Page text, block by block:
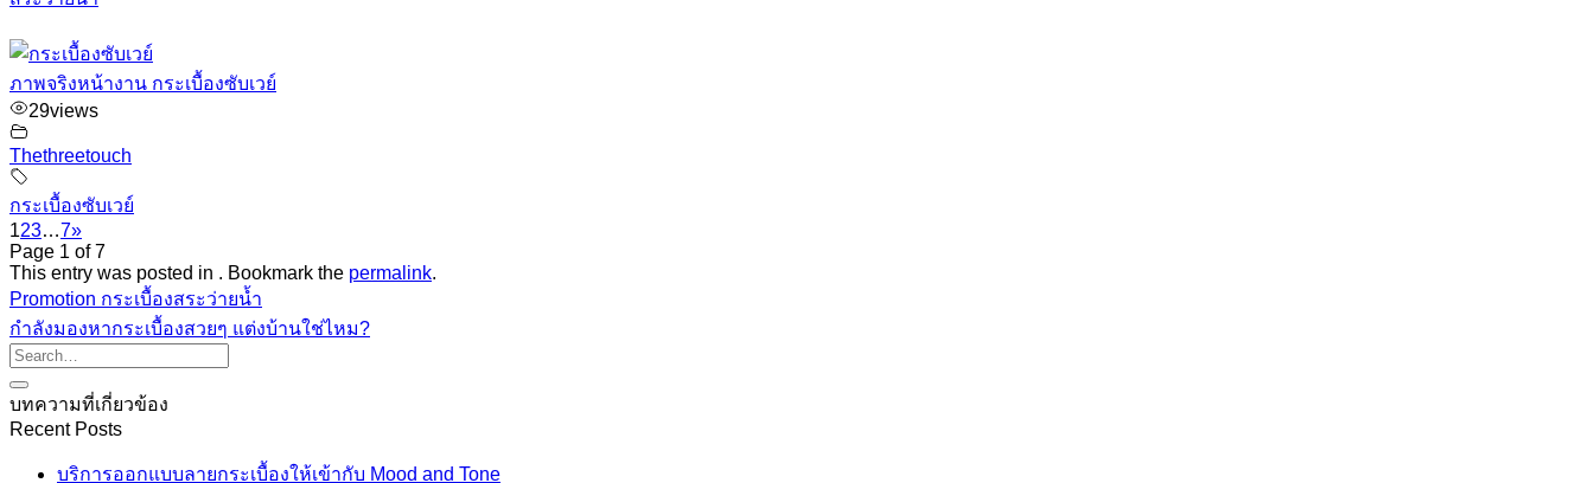
ภาพจริงหน้างาน กระเบื้องซับเวย์
29views
Thethreetouch
กระเบื้องซับเวย์
123…7»
Page 1 of 7
This entry was posted in . Bookmark the permalink.
Promotion กระเบื้องสระว่ายน้ำ
กำลังมองหากระเบื้องสวยๆ แต่งบ้านใช่ไหม?
บทความที่เกี่ยวข้อง
Recent Posts
บริการออกแบบลายกระเบื้องให้เข้ากับ Mood and Tone